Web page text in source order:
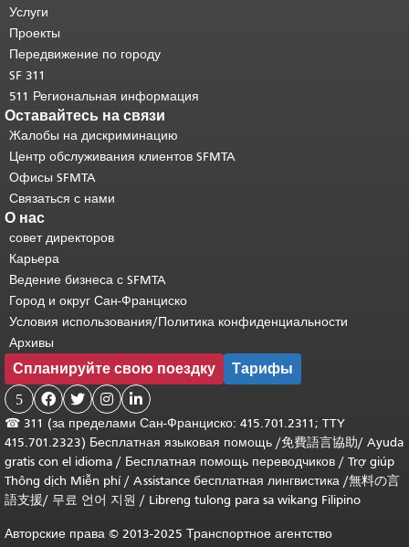
страницы повторяется на каждой
странице.
основного содержимого .
Услуги
Проекты
Передвижение по городу
SF 311
511 Региональная информация
Оставайтесь на связи
Жалобы на дискриминацию
Центр обслуживания клиентов SFMTA
Офисы SFMTA
Связаться с нами
О нас
совет директоров
Карьера
Ведение бизнеса с SFMTA
Город и округ Сан-Франциско
Условия использования/Политика конфиденциальности
Архивы
Спланируйте свою поездку Тарифы
5    
☎ 311 (за пределами Сан-Франциско: 415.701.2311; TTY
415.701.2323) Бесплатная языковая помощь /免費語言協助/ Ayuda
gratis con el idioma / Бесплатная помощь переводчиков / Trợ giúp
Thông dịch Miễn phí/ Assistance бесплатная лингвистика /無料の言
語支援/ 무료 언어 지원 / Libreng tulong para sa wikang Filipino
Авторские права © 2013-2025 Транспортное агентство